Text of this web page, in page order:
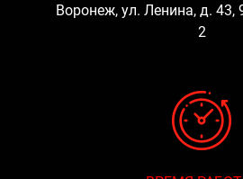
Воронеж, ул. Ленина, д. 43,
2